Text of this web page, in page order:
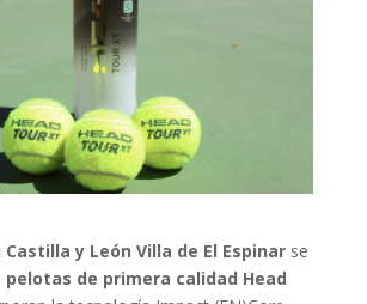
Castilla y León Villa de El Espinarse
pelotas de primera calidad Head